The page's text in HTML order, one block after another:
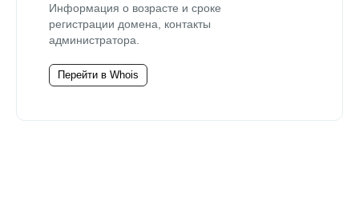
Информация о возрасте и сроке
регистрации домена, контакты
администратора.
Перейти в Whois